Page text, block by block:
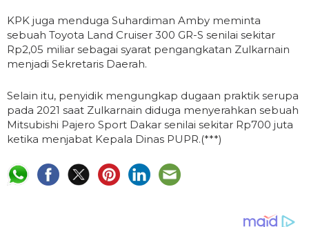
KPK juga menduga Suhardiman Amby meminta
sebuah Toyota Land Cruiser 300 GR-S senilai sekitar
Rp2,05 miliar sebagai syarat pengangkatan Zulkarnain
menjadi Sekretaris Daerah.
Selain itu, penyidik mengungkap dugaan praktik serupa
pada 2021 saat Zulkarnain diduga menyerahkan sebuah
Mitsubishi Pajero Sport Dakar senilai sekitar Rp700 juta
ketika menjabat Kepala Dinas PUPR.(***)